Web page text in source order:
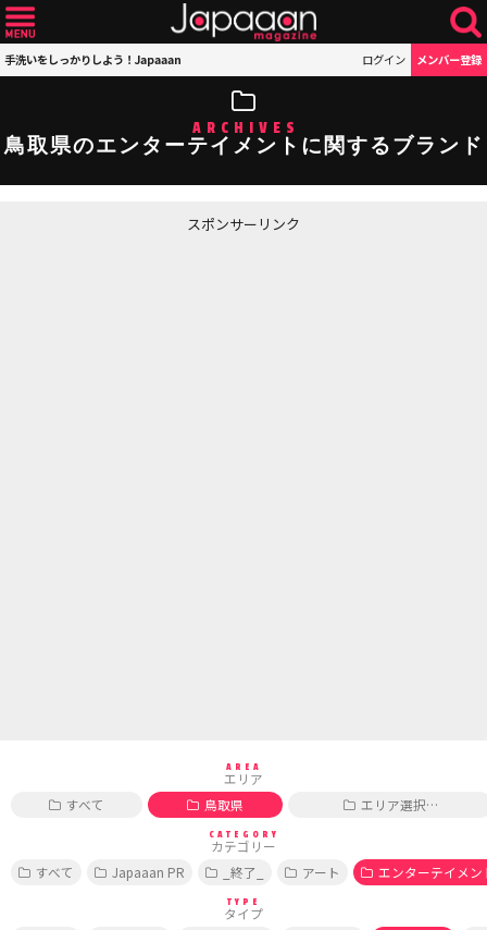
手洗いをしっかりしよう！Japaaan ログイン メンバー登録
ARCHIVES
鳥取県のエンターテイメントに関するブランド
スポンサーリンク
AREA
エリア
すべて
鳥取県 エリア選択…
CATEGORY
カテゴリー
すべて
Japaaan PR _終了_ アート エンターテイメン
TYPE
タイプ